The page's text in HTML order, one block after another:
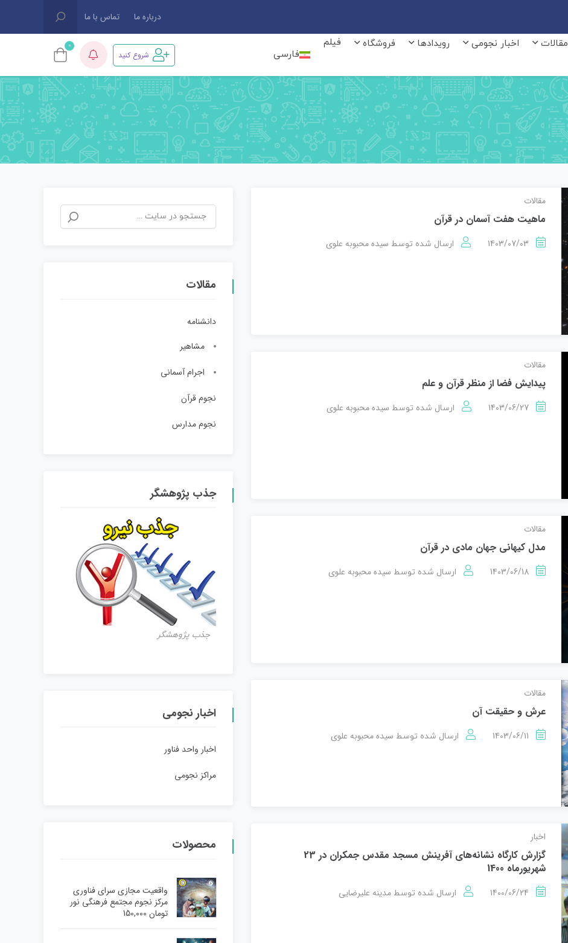
درباره ما تماس با ما
مقالات اخبار نجومی رویدادها فروشگاه
فیلم
فارسی
شروع کنید
0
مقالات
ماهيت هفت آسمان در قرآن
1403/07/03 ارسال شده توسط سیده محبوبه علوی
مقالات
پیدایش فضا از منظر قرآن و علم
1403/06/27 ارسال شده توسط سیده محبوبه علوی
مقالات
مدل کیهانی جهان مادی در قرآن
1403/06/18 ارسال شده توسط سیده محبوبه علوی
مقالات
عرش و حقیقت آن
1403/06/11 ارسال شده توسط سیده محبوبه علوی
اخبار
گزارش کارگاه نشانه‌های آفرینش مسجد مقدس جمکران در 23
شهریورماه 1400
1400/06/24 ارسال شده توسط مدینه علیرضایی
مقالات
دانشنامه
مشاهیر
اجرام آسمانی
نجوم قرآن
نجوم مدارس
جذب پژوهشگر
جذب پژوهشگر
اخبار نجومی
اخبار واحد فناور
مراکز نجومی
محصولات
واقعیت مجازی سرای فناوری
مرکز نجوم مجتمع فرهنگی نور
تومان